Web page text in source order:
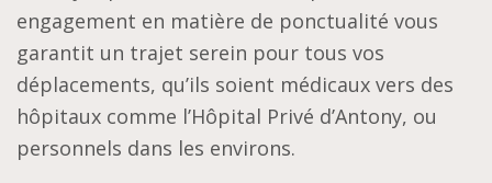
engagement en matière de ponctualité vous
garantit un trajet serein pour tous vos
déplacements, qu’ils soient médicaux vers des
hôpitaux comme l’Hôpital Privé d’Antony, ou
personnels dans les environs.